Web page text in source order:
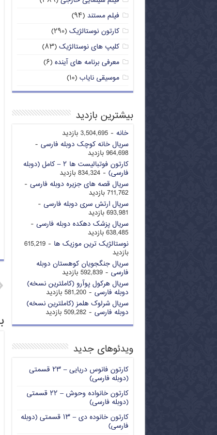
فیلم مستند (۹۴)
کارتون نوستالژیک (۲۹۰)
کلیپ های نوستالژیک (۸۳)
معرفی برنامه های آینده (۶)
موسیقی نایاب (۱۰)
بیشترین بازدید
خانه - 3,504,695 بازدید
سریال خانه کوچک دوبله فارسی -
964,698 بازدید
کارتون فوتبالیست ها ۲ – کامل (دوبله
فارسی) - 834,324 بازدید
سریال قصه های جزیره دوبله فارسی -
711,762 بازدید
سریال ارتش سری دوبله فارسی -
693,981 بازدید
سریال پزشک دهکده دوبله فارسی -
638,485 بازدید
نوستالژیک ترین موزیک ها
- 615,219
بازدید
سریال جنگجویان کوهستان دوبله
فارسی - 592,839 بازدید
سریال هرکول پوآرو (کاملترین نسخه)
دوبله فارسی - 581,200 بازدید
سریال شرلوک هلمز (کاملترین نسخه)
دوبله فارسی - 509,282 بازدید
ویدئوهای جدید
کارتون فانوس دریایی – ۲۳ قسمتی
(دوبله فارسی)
کارتون خانواده وحوش – ۲۲ قسمتی
(دوبله فارسی)
کارتون خانوده دی – ۱۳ قسمتی (دوبله
فارسی)